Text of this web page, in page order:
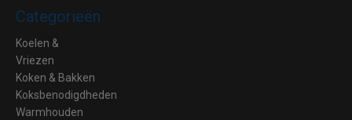
Categorieën
Koelen &
Vriezen
Koken & Bakken
Koksbenodigdheden
Warmhouden